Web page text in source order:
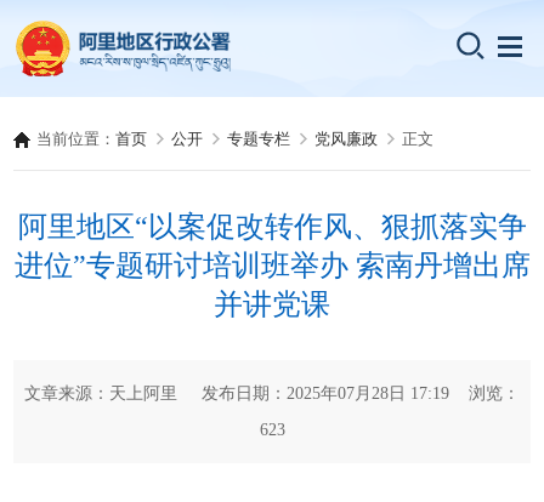
当前位置：首页 公开 专题专栏 党风廉政 正文
阿里地区“以案促改转作风、狠抓落实争
进位”专题研讨培训班举办 索南丹增出席
并讲党课
文章来源：天上阿里 发布日期：2025年07月28日 17:19 浏览：
623